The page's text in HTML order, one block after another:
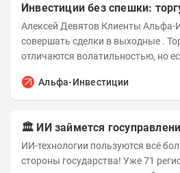
Инвестиции без спешки:
Алексей Девятов Клиенты Альфа-Инвестиций могут
совершать сделки в выходные . Торги в эти дни не
отличаются волатильностью, но
Альфа-Инвестиции
🏛️ ИИ займется
ИИ-технологии пользуются всё
стороны государства! Уже 71